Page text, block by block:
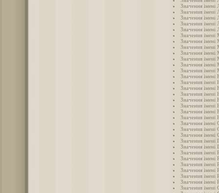
Значення імені
Значення імені
Значення імені
Значення імені
Значення імені
Значення імені
Значення імені
Значення імені
Значення імені
Значення імені
Значення імені
Значення імені
Значення імені
Значення імені
Значення імені
Значення імені
Значення імені
Значення імені
Значення імені
Значення імені
Значення імені
Значення імені
Значення імені
Значення імені
Значення імені
Значення імені
Значення імені
Значення імені
Значення імені
Значення імені
Значення імені
Значення імені